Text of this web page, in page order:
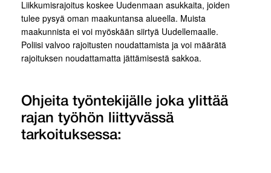
Liikkumisrajoitus koskee Uudenmaan asukkaita, joiden
tulee pysyä oman maakuntansa alueella. Muista
maakunnista ei voi myöskään siirtyä Uudellemaalle.
Poliisi valvoo rajoitusten noudattamista ja voi määrätä
rajoituksen noudattamatta jättämisestä sakkoa.
Ohjeita työntekijälle joka ylittää
rajan työhön liittyvässä
tarkoituksessa: